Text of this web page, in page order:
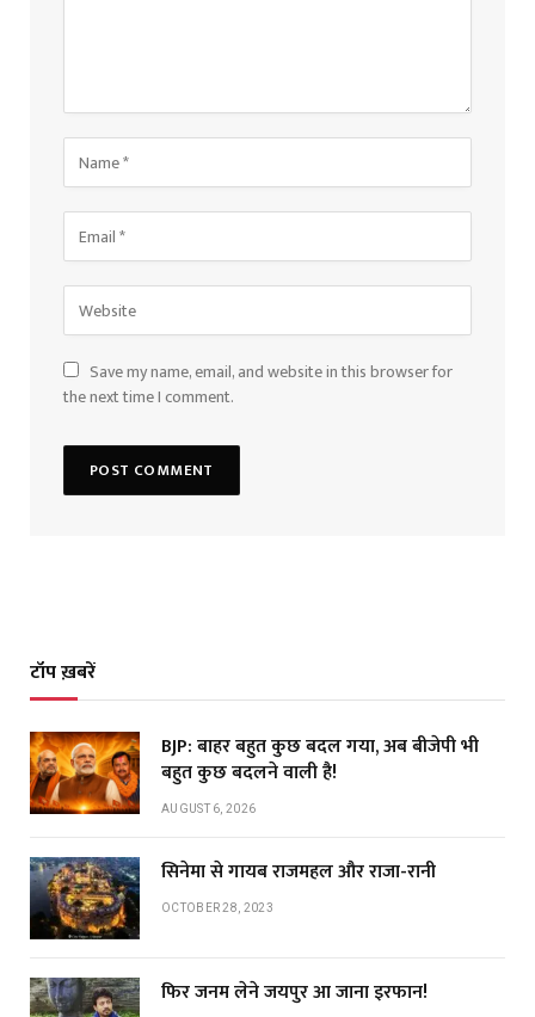
Save my name, email, and website in this browser for
the next time I comment.
टॉप ख़बरें
BJP: बाहर बहुत कुछ बदल गया, अब बीजेपी भी
बहुत कुछ बदलने वाली है!
AUGUST 6, 2026
सिनेमा से गायब राजमहल और राजा-रानी
OCTOBER 28, 2023
फिर जनम लेने जयपुर आ जाना इरफान!